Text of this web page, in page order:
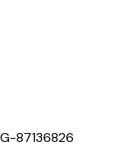
87136826